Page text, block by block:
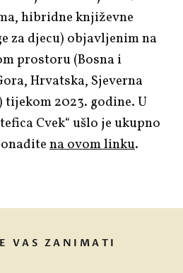
hibridne književne
za djecu) objavljenim na
prostoru (Bosna i
Hrvatska, Sjeverna
2023. godine. U
Cvek“ ušlo je ukupno
na ovom linku.
VAS ZANIMATI